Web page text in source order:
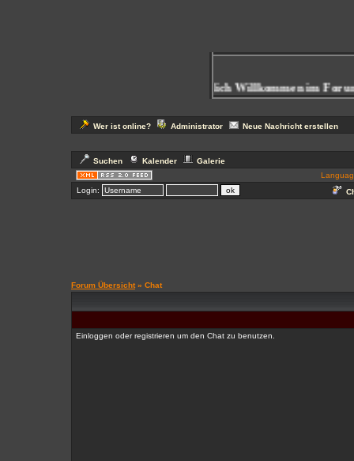
Herzlich Willkommen im Forum
Wer ist online? Administrator Neue Nachricht erstellen
Suchen Kalender
Galerie
Login:
Forum Übersicht» Chat
Einloggen oder registrieren um den Chat zu benutzen.